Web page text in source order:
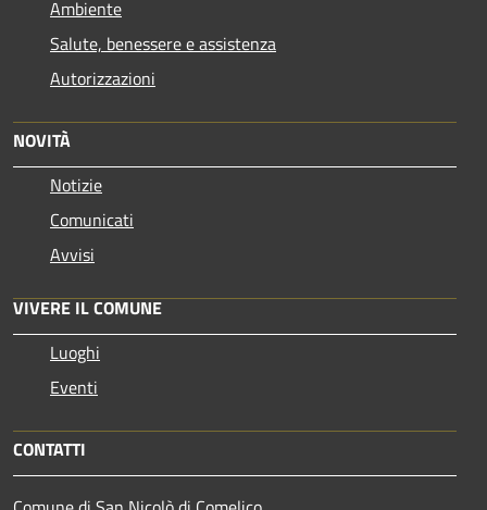
Ambiente
Salute, benessere e assistenza
Autorizzazioni
NOVITÀ
Notizie
Comunicati
Avvisi
VIVERE IL COMUNE
Luoghi
Eventi
CONTATTI